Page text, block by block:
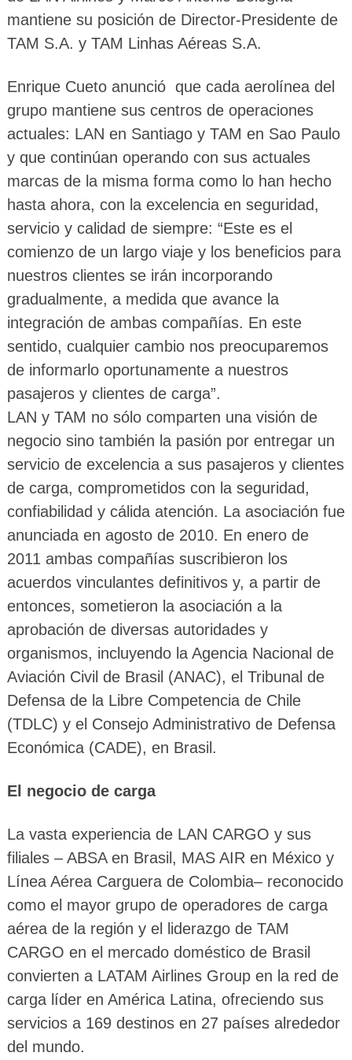
mantiene su posición de Director-Presidente de
TAM S.A. y TAM Linhas Aéreas S.A.
Enrique Cueto anunció que cada aerolínea del
grupo mantiene sus centros de operaciones
actuales: LAN en Santiago y TAM en Sao Paulo
y que continúan operando con sus actuales
marcas de la misma forma como lo han hecho
hasta ahora, con la excelencia en seguridad,
servicio y calidad de siempre: “Este es el
comienzo de un largo viaje y los beneficios para
nuestros clientes se irán incorporando
gradualmente, a medida que avance la
integración de ambas compañías. En este
sentido, cualquier cambio nos preocuparemos
de informarlo oportunamente a nuestros
pasajeros y clientes de carga”.
LAN y TAM no sólo comparten una visión de
negocio sino también la pasión por entregar un
servicio de excelencia a sus pasajeros y clientes
de carga, comprometidos con la seguridad,
confiabilidad y cálida atención. La asociación fue
anunciada en agosto de 2010. En enero de
2011 ambas compañías suscribieron los
acuerdos vinculantes definitivos y, a partir de
entonces, sometieron la asociación a la
aprobación de diversas autoridades y
organismos, incluyendo la Agencia Nacional de
Aviación Civil de Brasil (ANAC), el Tribunal de
Defensa de la Libre Competencia de Chile
(TDLC) y el Consejo Administrativo de Defensa
Económica (CADE), en Brasil.
El negocio de carga
La vasta experiencia de LAN CARGO y sus
filiales – ABSA en Brasil, MAS AIR en México y
Línea Aérea Carguera de Colombia– reconocido
como el mayor grupo de operadores de carga
aérea de la región y el liderazgo de TAM
CARGO en el mercado doméstico de Brasil
convierten a LATAM Airlines Group en la red de
carga líder en América Latina, ofreciendo sus
servicios a 169 destinos en 27 países alrededor
del mundo.